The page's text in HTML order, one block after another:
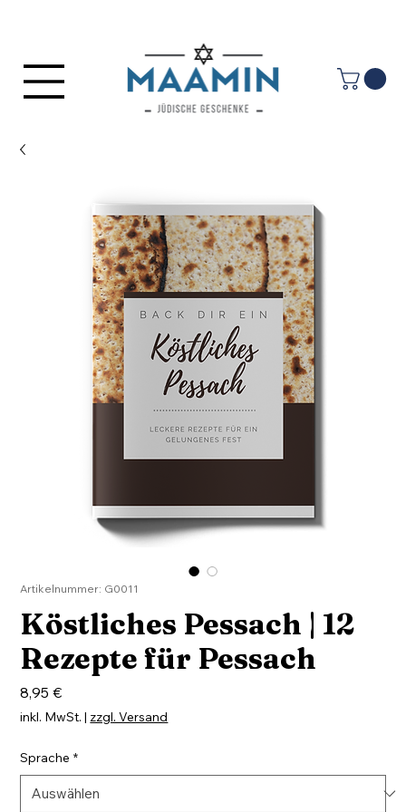
Artikelnummer: G0011
Köstliches Pessach | 12
Rezepte für Pessach
8,95 €Preis
inkl. MwSt. | zzgl. Versand
Sprache *